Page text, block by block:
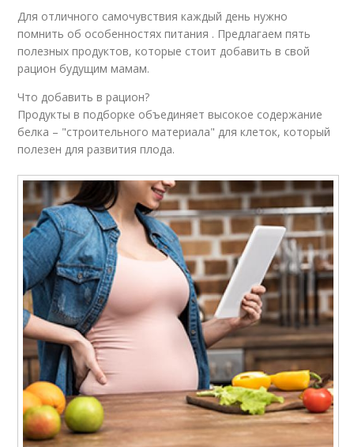
Для отличного самочувствия каждый день нужно
помнить об особенностях питания . Предлагаем пять
полезных продуктов, которые стоит добавить в свой
рацион будущим мамам.
Что добавить в рацион?
Продукты в подборке объединяет высокое содержание
белка – "строительного материала" для клеток, который
полезен для развития плода.